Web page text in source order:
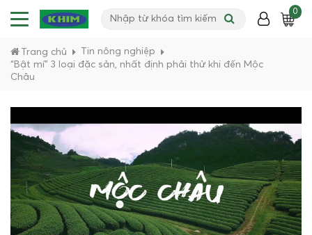
0
Trang chủ
Tin nông nghiệp
“Bật mí” 3 loại đặc sản, nhất định phải thử khi đến Mộc
Châu